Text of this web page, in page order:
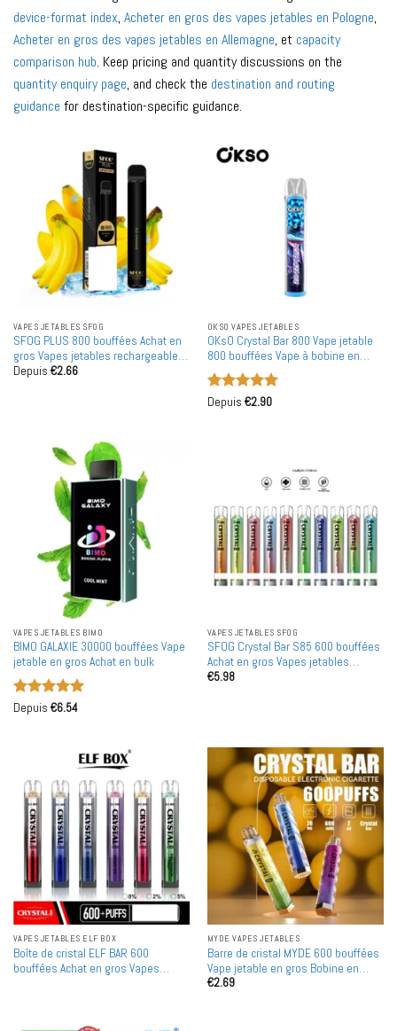
device-format index, Acheter en gros des vapes jetables en Pologne,
Acheter en gros des vapes jetables en Allemagne, et capacity
comparison hub. Keep pricing and quantity discussions on the
quantity enquiry page, and check the destination and routing
guidance for destination-specific guidance.
VAPES JETABLES SFOG
SFOG PLUS 800 bouffées Achat en
gros Vapes jetables rechargeables
en gros
Depuis €2.66
OKSO VAPES JETABLES
OKsO Crystal Bar 800 Vape jetable
800 bouffées Vape à bobine en
maille Grossiste Détaillant pour le
marché européen
Note 5sur
Depuis €2.90
VAPES JETABLES BIMO
BIMO GALAXIE 30000 bouffées Vape
jetable en gros Achat en bulk
Note 5sur
Depuis €6.54
VAPES JETABLES SFOG
SFOG Crystal Bar S85 600 bouffées
Achat en gros Vapes jetables
rechargeables en gros
€5.98
VAPES JETABLES ELF BOX
Boîte de cristal ELF BAR 600
bouffées Achat en gros Vapes
MYDE VAPES JETABLES
Barre de cristal MYDE 600 bouffées
Vape jetable en gros Bobine en
maille
€2.69